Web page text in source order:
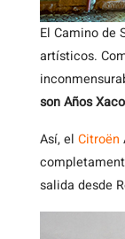
El Camino de
artísticos.
son Años
Así, el Citroën
salida desde